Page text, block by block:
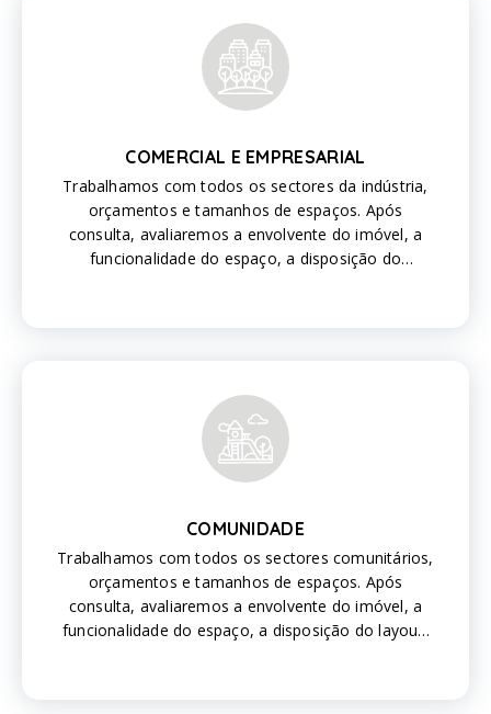
COMERCIAL E EMPRESARIAL
Trabalhamos com todos os sectores da indústria,
orçamentos e tamanhos de espaços. Após
consulta, avaliaremos a envolvente do imóvel, a
funcionalidade do espaço, a disposição do
COMUNIDADE
Trabalhamos com todos os sectores comunitários,
orçamentos e tamanhos de espaços. Após
consulta, avaliaremos a envolvente do imóvel, a
funcionalidade do espaço, a disposição do layout,